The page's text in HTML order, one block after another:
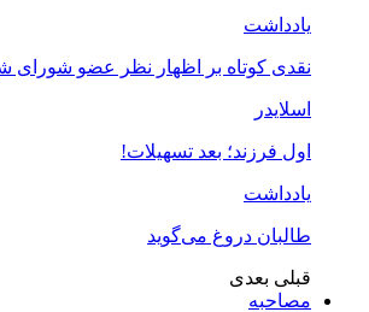
یادداشت
نقدی کوتاه بر اظهار نظر عضو شورای
اسلایدر
اول فرزند؛ بعد تسهیلات!
یادداشت
طالبان دروغ می‌گوید
قبلی بعدی
مصاحبه